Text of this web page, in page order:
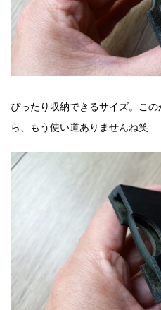
ぴったり収納できるサイズ。こ
ら、もう使い道ありませんね笑